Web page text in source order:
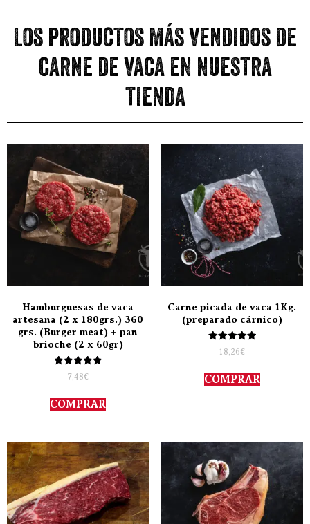
Los productos más vendidos de
carne de vaca en nuestra
tienda
Hamburguesas de vaca
artesana (2 x 180grs.) 360
grs. (Burger meat) + pan
brioche (2 x 60gr)
Valorado
con
de 5
7,48€
COMPRAR
Carne picada de vaca 1Kg.
(preparado cárnico)
Valorado
con
de 5
18,26€
COMPRAR